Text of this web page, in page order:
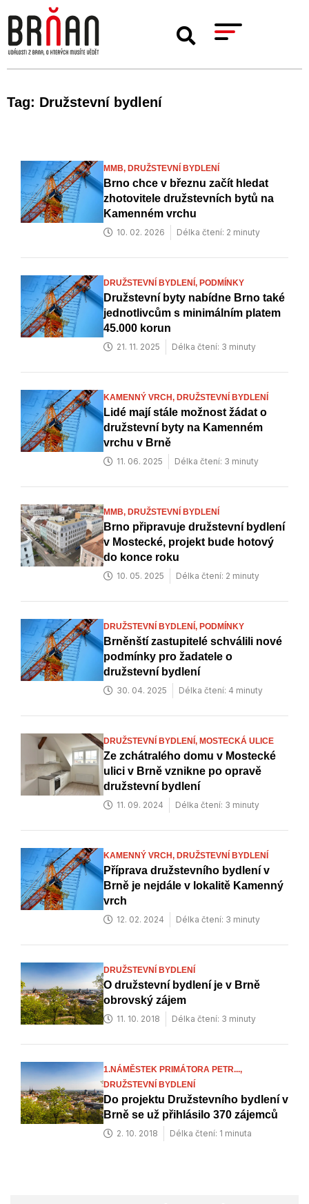
Tag: Družstevní bydlení
MMB, DRUŽSTEVNÍ BYDLENÍ
Brno chce v březnu začít hledat
zhotovitele družstevních bytů na
Kamenném vrchu
10. 02. 2026 Délka čtení: 2 minuty
DRUŽSTEVNÍ BYDLENÍ, PODMÍNKY
Družstevní byty nabídne Brno také
jednotlivcům s minimálním platem
45.000 korun
21. 11. 2025 Délka čtení: 3 minuty
KAMENNÝ VRCH, DRUŽSTEVNÍ BYDLENÍ
Lidé mají stále možnost žádat o
družstevní byty na Kamenném
vrchu v Brně
11. 06. 2025 Délka čtení: 3 minuty
MMB, DRUŽSTEVNÍ BYDLENÍ
Brno připravuje družstevní bydlení
v Mostecké, projekt bude hotový
do konce roku
10. 05. 2025 Délka čtení: 2 minuty
DRUŽSTEVNÍ BYDLENÍ, PODMÍNKY
Brněnští zastupitelé schválili nové
podmínky pro žadatele o
družstevní bydlení
30. 04. 2025 Délka čtení: 4 minuty
DRUŽSTEVNÍ BYDLENÍ, MOSTECKÁ ULICE
Ze zchátralého domu v Mostecké
ulici v Brně vznikne po opravě
družstevní bydlení
11. 09. 2024 Délka čtení: 3 minuty
KAMENNÝ VRCH, DRUŽSTEVNÍ BYDLENÍ
Příprava družstevního bydlení v
Brně je nejdále v lokalitě Kamenný
vrch
12. 02. 2024 Délka čtení: 3 minuty
DRUŽSTEVNÍ BYDLENÍ
O družstevní bydlení je v Brně
obrovský zájem
11. 10. 2018 Délka čtení: 3 minuty
1.NÁMĚSTEK PRIMÁTORA PETR...,
DRUŽSTEVNÍ BYDLENÍ
Do projektu Družstevního bydlení v
Brně se už přihlásilo 370 zájemců
2. 10. 2018 Délka čtení: 1 minuta